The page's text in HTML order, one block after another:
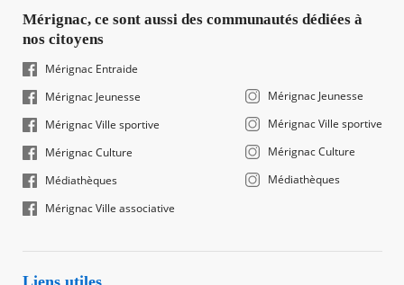
Mérignac, ce sont aussi des communautés dédiées à
nos citoyens
Mérignac Entraide
Mérignac Jeunesse
Mérignac Ville sportive
Mérignac Culture
Médiathèques
Mérignac Ville associative
Mérignac Jeunesse
Mérignac Ville sportive
Mérignac Culture
Médiathèques